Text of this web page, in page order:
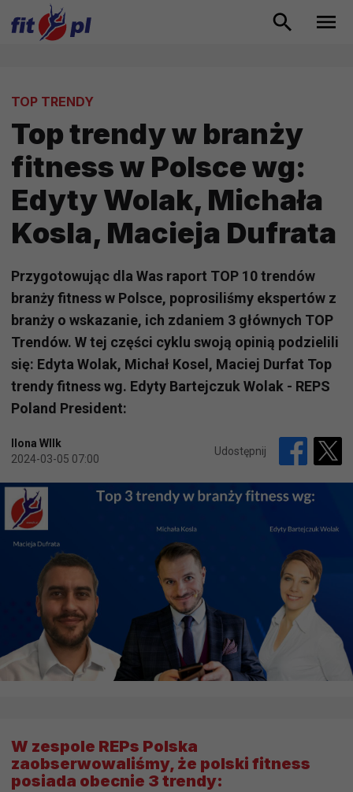
TOP TRENDY
Top trendy w branży
fitness w Polsce wg:
Edyty Wolak, Michała
Kosla, Macieja Dufrata
Przygotowując dla Was raport TOP 10 trendów
branży fitness w Polsce, poprosiliśmy ekspertów z
branży o wskazanie, ich zdaniem 3 głównych TOP
Trendów. W tej części cyklu swoją opinią podzielili
się: Edyta Wolak, Michał Kosel, Maciej Durfat Top
trendy fitness wg. Edyty Bartejczuk Wolak - REPS
Poland President:
Ilona WIlk
2024-03-05 07:00
Udostępnij
W zespole REPs Polska
zaobserwowaliśmy, że polski fitness
posiada obecnie 3 trendy: